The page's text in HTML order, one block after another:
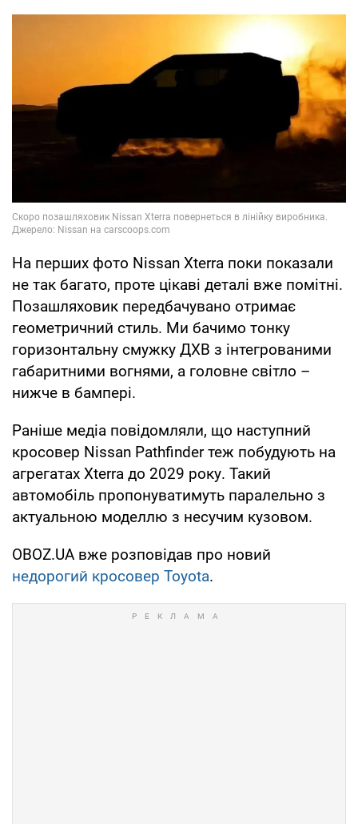
На перших фото Nissan Xterra поки показали
не так багато, проте цікаві деталі вже помітні.
Позашляховик передбачувано отримає
геометричний стиль. Ми бачимо тонку
горизонтальну смужку ДХВ з інтегрованими
габаритними вогнями, а головне світло –
нижче в бампері.
Раніше медіа повідомляли, що наступний
кросовер Nissan Pathfinder теж побудують на
агрегатах Xterra до 2029 року. Такий
автомобіль пропонуватимуть паралельно з
актуальною моделлю з несучим кузовом.
OBOZ.UA вже розповідав про новий
недорогий кросовер Toyota.